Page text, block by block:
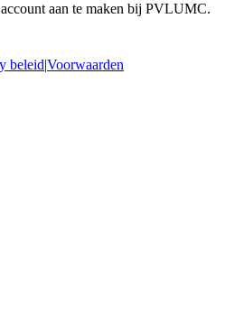
aan te maken bij PVLUMC.
beleid|Voorwaarden